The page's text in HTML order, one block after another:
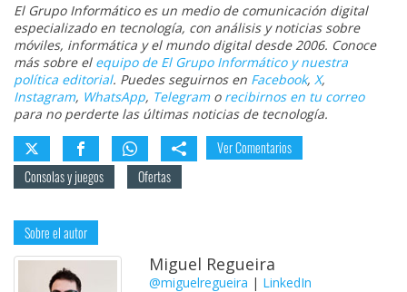
El Grupo Informático es un medio de comunicación digital
especializado en tecnología, con análisis y noticias sobre
móviles, informática y el mundo digital desde 2006. Conoce
más sobre el equipo de El Grupo Informático y nuestra
política editorial. Puedes seguirnos en Facebook, X,
Instagram, WhatsApp, Telegramo recibirnos en tu correo
para no perderte las últimas noticias de tecnología.
Ver Comentarios
Consolas y juegos
Ofertas
Sobre el autor
Miguel Regueira
@miguelregueira | LinkedIn